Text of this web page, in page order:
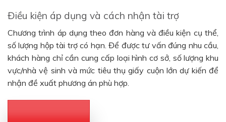
Điều kiện áp dụng và cách nhận tài trợ
Chương trình áp dụng theo đơn hàng và điều kiện cụ thể,
số lượng hộp tài trợ có hạn. Để được tư vấn đúng nhu cầu,
khách hàng chỉ cần cung cấp loại hình cơ sở, số lượng khu
vực/nhà vệ sinh và mức tiêu thụ giấy cuộn lớn dự kiến để
nhận đề xuất phương án phù hợp.